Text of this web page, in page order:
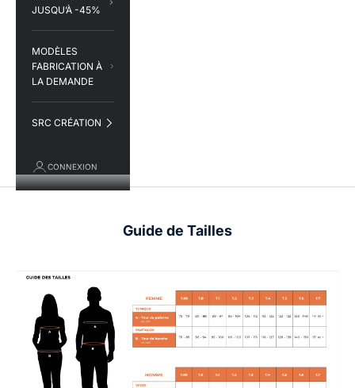
JUSQU’À -45%
MODÈLES
FABRICATION À
LA DEMANDE
SRC CRÉATION
CONNEXION
Guide de Tailles